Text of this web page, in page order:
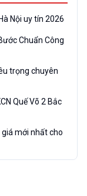
Nội uy tín 2026
Chuẩn Công
trọng chuyên
Quế Võ 2 Bắc
mới nhất cho